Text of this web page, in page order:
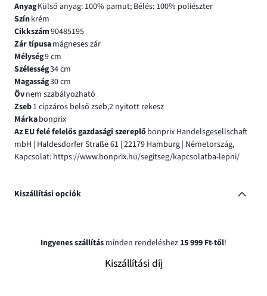
AnyagKülső anyag: 100% pamut; Bélés: 100% poliészter
Színkrém
Cikkszám90485195
Zár típusamágneses zár
Mélység9 cm
Szélesség34 cm
Magasság30 cm
Övnem szabályozható
Zseb1 cipzáros belső zseb,2 nyitott rekesz
Márkabonprix
Az EU felé felelős gazdasági szereplőbonprix Handelsgesellschaft
mbH | Haldesdorfer Straße 61 | 22179 Hamburg | Németország,
Kapcsolat: https://www.bonprix.hu/segitseg/kapcsolatba-lepni/
Kiszállítási opciók
Ingyenes szállítás minden rendeléshez 15 999 Ft-től!
Kiszállítási díj